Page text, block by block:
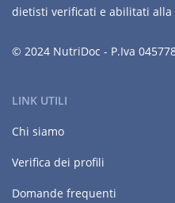
dietisti verificati e abilitati alla
© 2024 NutriDoc - P.Iva
LINK UTILI
Chi siamo
Verifica dei profili
Domande frequenti